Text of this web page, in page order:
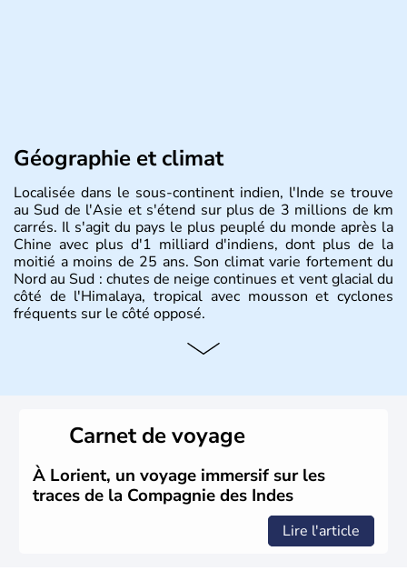
Géographie et climat
Localisée dans le sous-continent indien, l'Inde se trouve
au Sud de l'Asie et s'étend sur plus de 3 millions de km
carrés. Il s'agit du pays le plus peuplé du monde après la
Chine avec plus d'1 milliard d'indiens, dont plus de la
moitié a moins de 25 ans. Son climat varie fortement du
Nord au Sud : chutes de neige continues et vent glacial du
côté de l'Himalaya, tropical avec mousson et cyclones
fréquents sur le côté opposé.
Histoire et administration
siècle, l'Inde reste sous la domination de l'empire
britannique jusqu'à l'obtention de son indépendance en
1947. Le Taj Mahal, mausolée construit par un empereur
en l'honneur de son épouse, a été édifié dans les années
1640 et est aujourd'hui considéré comme l'une des 7
Carnet de voyage
À Lorient, un voyage immersif sur les
traces de la Compagnie des Indes
Lire l'article